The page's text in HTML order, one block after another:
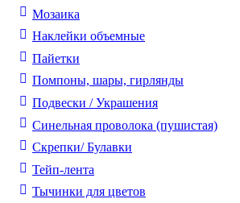
Мозаика
Наклейки объемные
Пайетки
Помпоны, шары, гирлянды
Подвески / Украшения
Синельная проволока (пушистая)
Скрепки/ Булавки
Тейп-лента
Тычинки для цветов